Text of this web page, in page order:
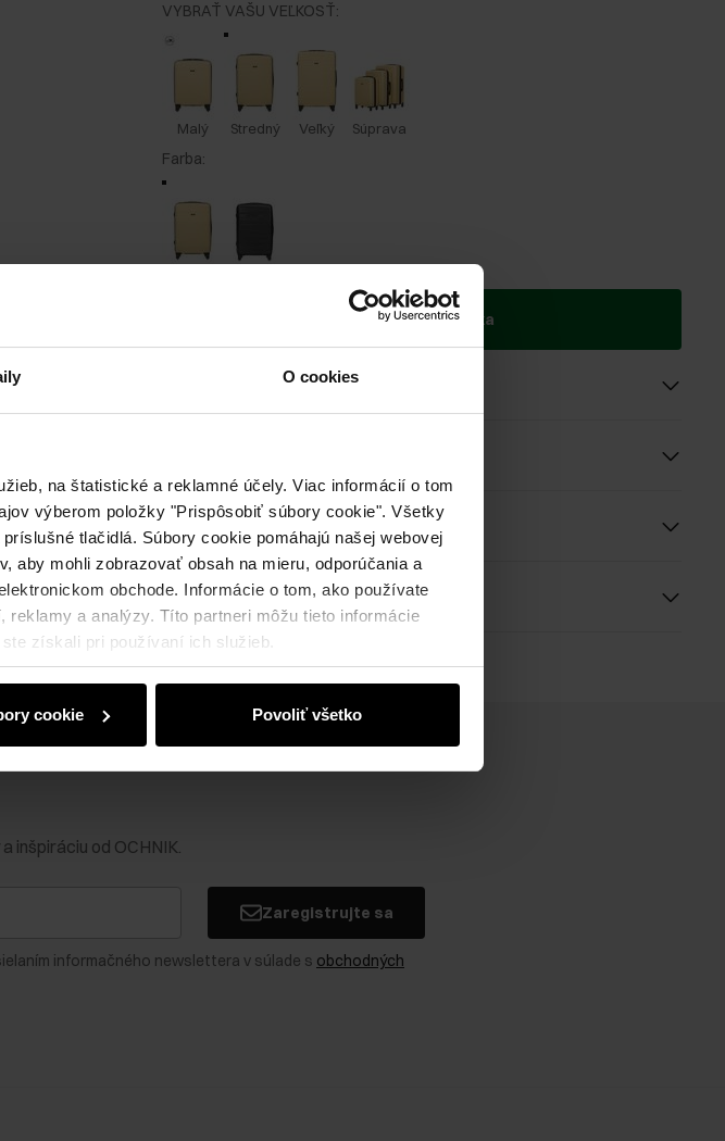
O cookies
na štatistické a reklamné účely. Viac informácií o tom
výberom položky "Prispôsobiť súbory cookie". Všetky
tlačidlá. Súbory cookie pomáhajú našej webovej
aby mohli zobrazovať obsah na mieru, odporúčania a
obchode. Informácie o tom, ako používate
a analýzy. Títo partneri môžu tieto informácie
získali pri používaní ich služieb.
cookie Povoliť všetko
VYBRAŤ VAŠU VEĽKOSŤ:
Malý Stredný Veľký Súprava
Farba:
Pridať do košíka
Popis produktu
Zloženie a rozmery
Recenzie
inšpiráciu od OCHNIK.
Zaregistrujte sa
informačného newslettera v súlade s obchodných